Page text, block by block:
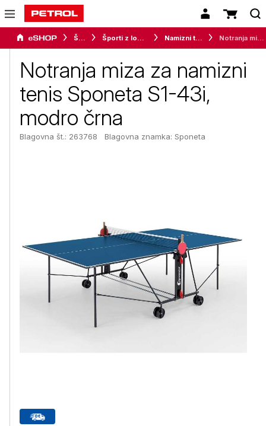
Šport Športi z loparjem Namizni tenis
Notranja miza za namizni
tenis Sponeta S1-43i,
modro črna
Blagovna št.: 263768 Blagovna znamka: Sponeta